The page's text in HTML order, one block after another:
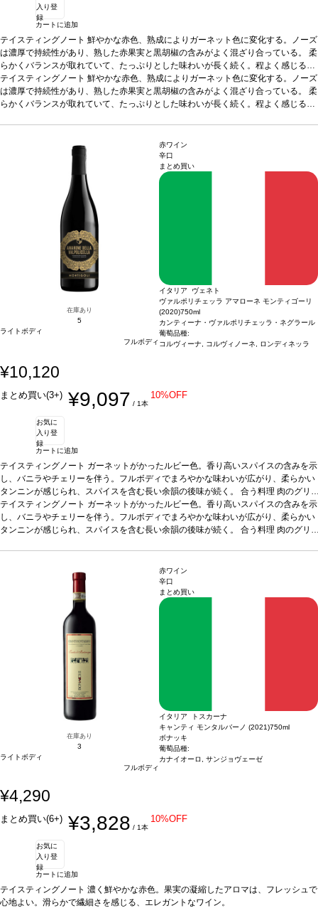
入り登
録
カートに追加
テイスティングノート 鮮やかな赤色、熟成によりガーネット色に変化する。ノーズ
は濃厚で持続性があり、熟した赤果実と黒胡椒の含みがよく混ざり合っている。 柔
らかくバランスが取れていて、たっぷりとした味わいが長く続く。程よく感じるタ
ンニンは、素晴らしく溶け込んでいる。合う料理濃厚な料理、グリル肉、ジビエ
などと好相性葡萄品種 100% サンジョヴェーゼ*本ヴィンテージが在庫切れの場
合、在庫があり価格が同様の場合は自動的に次のヴィンテージに変更されます、ご
テイスティングノート 鮮やかな赤色、熟成によりガーネット色に変化する。ノーズ
は濃厚で持続性があり、熟した赤果実と黒胡椒の含みがよく混ざり合っている。 柔
らかくバランスが取れていて、たっぷりとした味わいが長く続く。程よく感じるタ
合、在庫があり価格が同様の場合は自動的に次のヴィンテージに変更されます、ご
在庫あり
5
ライトボディ
フルボディ
赤ワイン
辛口
まとめ買い
イタリア ヴェネト
ヴァルポリチェッラ アマローネ モンティゴーリ
(2020)750ml
カンティーナ・ヴァルポリチェッラ・ネグラール
葡萄品種:
コルヴィーナ, コルヴィノーネ, ロンディネッラ
¥10,120
まとめ買い(3+) ¥9,097 / 1本
10%OFF
お気に
入り登
録
カートに追加
テイスティングノート ガーネットがかったルビー色。香り高いスパイスの含みを示
し、バニラやチェリーを伴う。フルボディでまろやかな味わいが広がり、柔らかい
タンニンが感じられ、スパイスを含む長い余韻の後味が続く。 合う料理 肉のグリ
ルや煮込み料理、ジビエ、熟成チーズなどと好相性葡萄品種コルヴィーナ、コル
ヴィノーネ、ロンディネッラ*本ヴィンテージが在庫切れの場合、在庫があり価格
が同様の場合は自動的に次のヴィンテージに変更されます、ご了承ください。
テイスティングノート ガーネットがかったルビー色。香り高いスパイスの含みを示
し、バニラやチェリーを伴う。フルボディでまろやかな味わいが広がり、柔らかい
タンニンが感じられ、スパイスを含む長い余韻の後味が続く。 合う料理 肉のグリ
が同様の場合は自動的に次のヴィンテージに変更されます、ご了承ください。
在庫あり
3
ライトボディ
フルボディ
赤ワイン
辛口
まとめ買い
イタリア トスカーナ
キャンティ モンタルバーノ (2021)750ml
ボナッキ
葡萄品種:
カナイオーロ, サンジョヴェーゼ
¥4,290
まとめ買い(6+) ¥3,828 / 1本
10%OFF
お気に
入り登
録
カートに追加
テイスティングノート 濃く鮮やかな赤色。果実の凝縮したアロマは、フレッシュで
心地よい。滑らかで繊細さを感じる、エレガントなワイン。